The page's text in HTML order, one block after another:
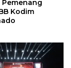
Pemenang
Kodim